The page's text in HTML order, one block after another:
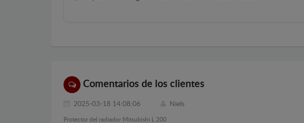
Comentarios de los clientes
2025-03-18 14:08:06 Niels
Protector del radiador Mitsubishi L 200